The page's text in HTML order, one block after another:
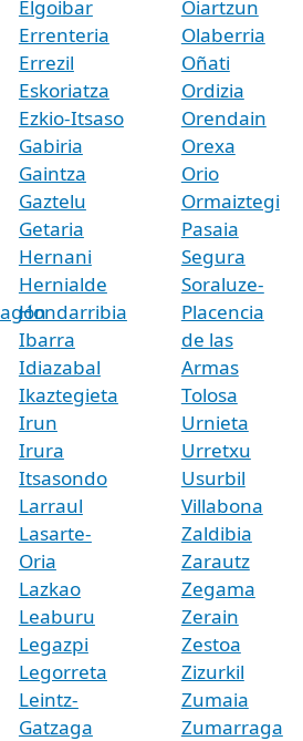
Elgoibar
Errenteria
Errezil
Eskoriatza
Ezkio-Itsaso
Gabiria
Gaintza
Gaztelu
Getaria
Hernani
Hernialde
Hondarribia
Ibarra
Idiazabal
Ikaztegieta
Irun
Irura
Itsasondo
Larraul
Lasarte-
Oria
Lazkao
Leaburu
Legazpi
Legorreta
Leintz-
Gatzaga
Oiartzun
Olaberria
Oñati
Ordizia
Orendain
Orexa
Orio
Ormaiztegi
Pasaia
Segura
Soraluze-
Placencia
de las
Armas
Tolosa
Urnieta
Urretxu
Usurbil
Villabona
Zaldibia
Zarautz
Zegama
Zerain
Zestoa
Zizurkil
Zumaia
Zumarraga